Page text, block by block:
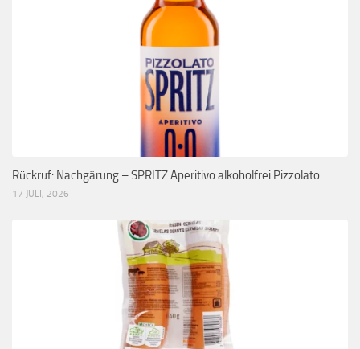
Rückruf: Nachgärung – SPRITZ Aperitivo alkoholfrei Pizzolato
17 JULI, 2026